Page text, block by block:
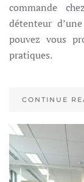
commande
détenteur
pouvez vous
pratiques.
CONTINUE